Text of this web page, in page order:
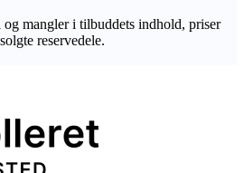
mangler i tilbuddets indhold, priser
reservedele.